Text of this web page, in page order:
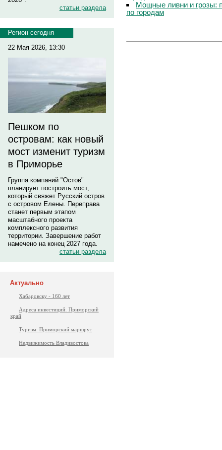
статьи раздела
Регион сегодня
22 Мая 2026, 13:30
Пешком по
островам: как новый
мост изменит туризм
в Приморье
Группа компаний "Остов"
планирует построить мост,
который свяжет Русский остров
с островом Елены. Переправа
станет первым этапом
масштабного проекта
комплексного развития
территории. Завершение работ
намечено на конец 2027 года.
статьи раздела
Актуально
Хабаровску - 160 лет
Адреса инвестиций. Приморский
край
Туризм: Приморский маршрут
Недвижимость Владивостока
Мощные ливни и грозы:
по городам